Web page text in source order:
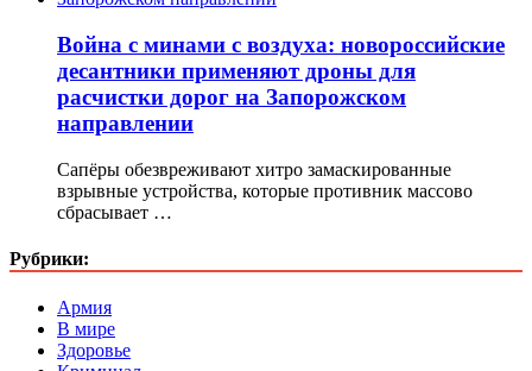
Война с минами с воздуха: новороссийские
десантники применяют дроны для
расчистки дорог на Запорожском
направлении
Сапёры обезвреживают хитро замаскированные
взрывные устройства, которые противник массово
сбрасывает …
Рубрики:
Армия
В мире
Здоровье